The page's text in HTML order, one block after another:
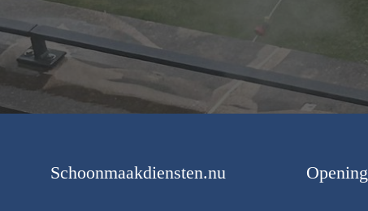
Schoonmaakdiensten.nu